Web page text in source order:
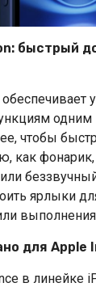
быстрый
одним
чтобы
как фонарик,
ярлыки
выполнения
для Apple
в линейке